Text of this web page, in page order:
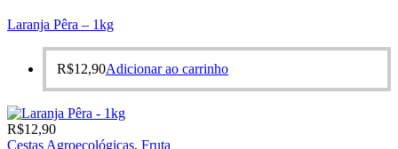
Laranja Pêra – 1kg
R$12,90Adicionar ao carrinho
R$12,90
Cestas Agroecológicas, Fruta